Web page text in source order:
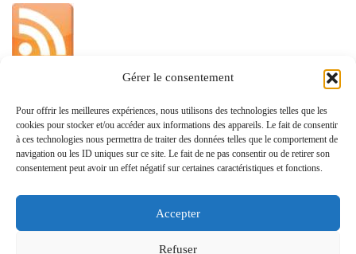
Gérer le consentement
Pour offrir les meilleures expériences, nous utilisons des technologies telles que les
cookies pour stocker et/ou accéder aux informations des appareils. Le fait de consentir
à ces technologies nous permettra de traiter des données telles que le comportement de
navigation ou les ID uniques sur ce site. Le fait de ne pas consentir ou de retirer son
consentement peut avoir un effet négatif sur certaines caractéristiques et fonctions.
Accepter
Refuser
»
Politique de confidentialité
www.monvoisin.xyz © 2026. Tous droits réservés.